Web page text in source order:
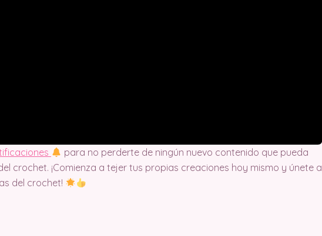
para no perderte de ningún nuevo contenido que pueda
crochet. ¡Comienza a tejer tus propias creaciones hoy mismo y únete a
del crochet!